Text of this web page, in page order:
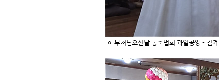
ㅇ 부처님오신날 봉축법회 과일공양 - 김